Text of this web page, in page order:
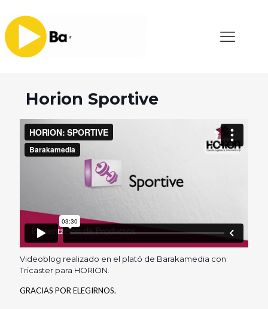
Horion Sportive
Videoblog realizado en el plató de Barakamedia con
Tricaster para HORION.
GRACIAS POR ELEGIRNOS.